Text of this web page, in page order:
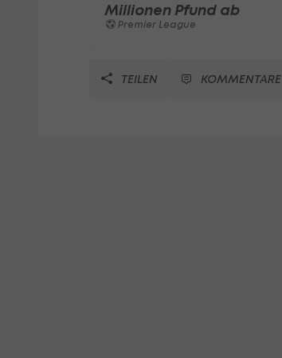
Millionen Pfund ab
Premier League
TEILEN KOMMENTARE